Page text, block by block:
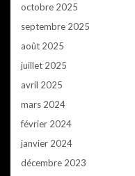
octobre 2025
septembre 2025
août 2025
juillet 2025
avril 2025
mars 2024
février 2024
janvier 2024
décembre 2023